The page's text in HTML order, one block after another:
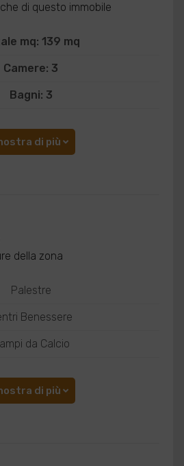
di questo immobile
mq: 139 mq
Camere: 3
Bagni: 3
di più
della zona
Palestre
Benessere
da Calcio
di più